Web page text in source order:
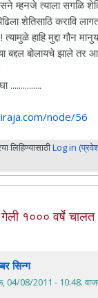
म्हनजे त्याला सगळि
शेतिसाठि करावि
हाहि मुद्दा गौन
बद्दल बोलायचे झाले तर
...............
node/56
लिहिण्यासाठीLog in
गेली १००० वर्षे
सिन्ग
04/08/2011 - 10:48.